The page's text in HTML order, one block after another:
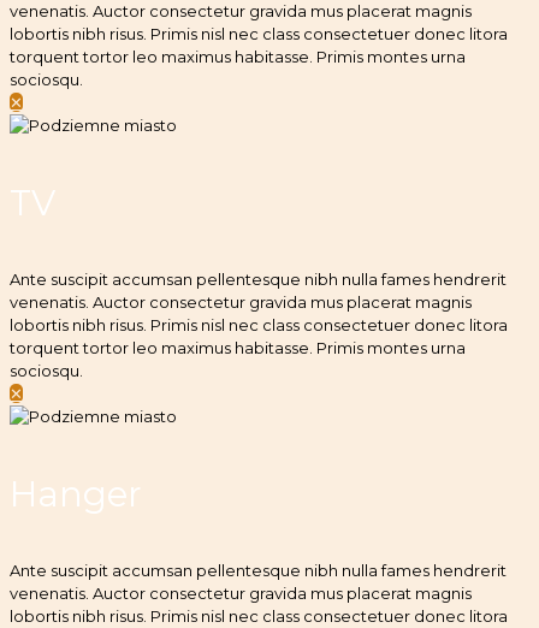
venenatis. Auctor consectetur gravida mus placerat magnis
lobortis nibh risus. Primis nisl nec class consectetuer donec litora
torquent tortor leo maximus habitasse. Primis montes urna
sociosqu.
✕
TV
Ante suscipit accumsan pellentesque nibh nulla fames hendrerit
venenatis. Auctor consectetur gravida mus placerat magnis
lobortis nibh risus. Primis nisl nec class consectetuer donec litora
torquent tortor leo maximus habitasse. Primis montes urna
sociosqu.
✕
Hanger
Ante suscipit accumsan pellentesque nibh nulla fames hendrerit
venenatis. Auctor consectetur gravida mus placerat magnis
lobortis nibh risus. Primis nisl nec class consectetuer donec litora